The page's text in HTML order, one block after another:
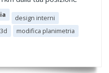
design interni
modifica planimetria